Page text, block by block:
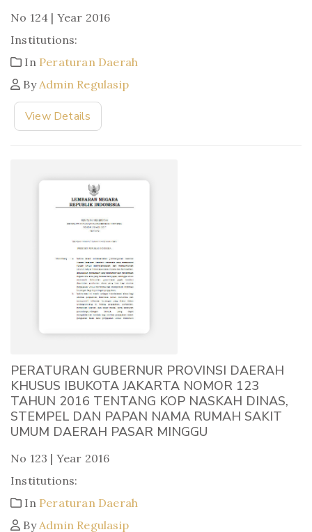
No 124 | Year 2016
Institutions:
In Peraturan Daerah
ByAdmin Regulasip
View Details
PERATURAN GUBERNUR PROVINSI DAERAH
KHUSUS IBUKOTA JAKARTA NOMOR 123
TAHUN 2016 TENTANG KOP NASKAH DINAS,
STEMPEL DAN PAPAN NAMA RUMAH SAKIT
UMUM DAERAH PASAR MINGGU
No 123 | Year 2016
Institutions:
In Peraturan Daerah
ByAdmin Regulasip